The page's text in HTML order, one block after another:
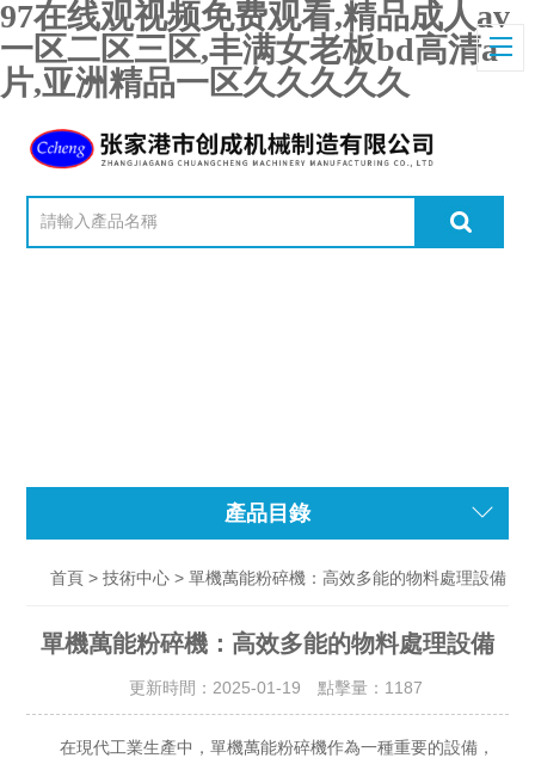
97在线观视频免费观看,精品成人av
一区二区三区,丰满女老板bd高清a
片,亚洲精品一区久久久久久
產品目錄
首頁 >技術中心 > 單機萬能粉碎機：高效多能的物料處理設備
單機萬能粉碎機：高效多能的物料處理設備
更新時間：2025-01-19 點擊量： 1187
在現代工業生產中，單機萬能粉碎機作為一種重要的設備，